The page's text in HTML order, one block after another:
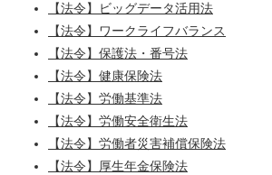
【法令】ビッグデータ活用法
【法令】ワークライフバランス
【法令】保護法・番号法
【法令】健康保険法
【法令】労働基準法
【法令】労働安全衛生法
【法令】労働者災害補償保険法
【法令】厚生年金保険法